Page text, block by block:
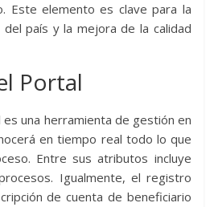
Este elemento es clave para la
del país y la mejora de la calidad
Portal
es una herramienta de gestión en
en tiempo real todo lo que
Entre sus atributos incluye
Igualmente, el registro
de cuenta de beneficiario